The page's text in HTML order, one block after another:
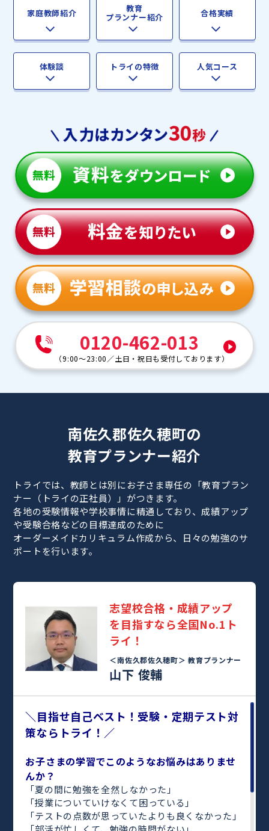
家庭教師紹介 教育
プランナー紹介 合格実績
体験談 トライの特徴 人気コース
0120-462-013
（9:00～23:00 ／土日・祝日も受付しております）
南佐久郡佐久穂町の
教育プランナー紹介
トライでは、教師とは別にお子さま専任の「教育プラン
ナー（トライの正社員）」がつきます。
各地の受験情報や学校事情に精通しており、成績アップ
や受験合格などの目標達成のために
オーダーメイドカリキュラム作成から、日々の勉強のサ
ポートを行います。
志望校合格・成績アップ
を目指すなら全国No.1ト
ライ！
＜南佐久郡佐久穂町＞教育プランナー
山下 俊輔
＼目指せ自己ベスト！受験・定期テスト対
策ならトライ！／
お子さまの学習でこのようなお悩みはありませ
んか？
「夏の間に勉強を全然しなかった」
「授業についていけなくて困っている」
「テストの点数が思っていたよりも良くなかった」